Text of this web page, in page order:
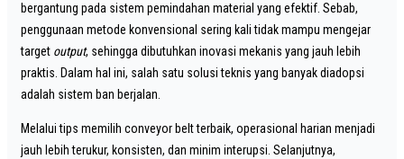
bergantung pada sistem pemindahan material yang efektif. Sebab,
penggunaan metode konvensional sering kali tidak mampu mengejar
target output, sehingga dibutuhkan inovasi mekanis yang jauh lebih
praktis. Dalam hal ini, salah satu solusi teknis yang banyak diadopsi
adalah sistem ban berjalan.
Melalui tips memilih conveyor belt terbaik, operasional harian menjadi
jauh lebih terukur, konsisten, dan minim interupsi. Selanjutnya,